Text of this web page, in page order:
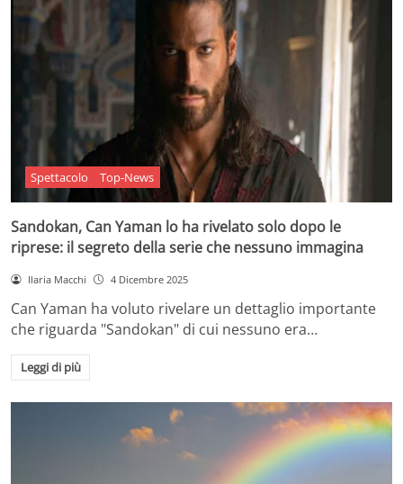
Spettacolo Top-News
Sandokan, Can Yaman lo ha rivelato solo dopo le
riprese: il segreto della serie che nessuno immagina
Ilaria Macchi 4 Dicembre 2025
Can Yaman ha voluto rivelare un dettaglio importante
che riguarda "Sandokan" di cui nessuno era…
Leggi di più